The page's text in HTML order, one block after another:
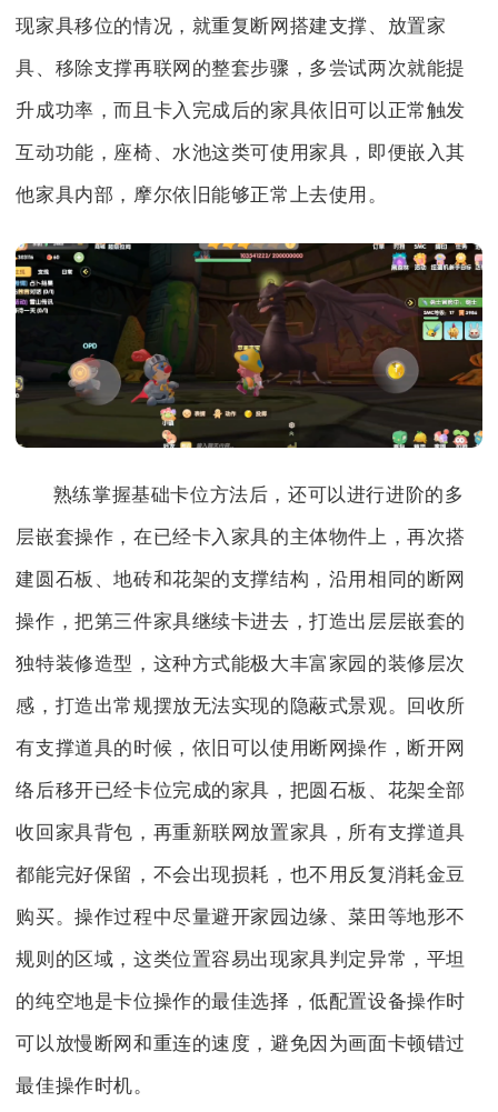
现家具移位的情况，就重复断网搭建支撑、放置家
具、移除支撑再联网的整套步骤，多尝试两次就能提
升成功率，而且卡入完成后的家具依旧可以正常触发
互动功能，座椅、水池这类可使用家具，即便嵌入其
他家具内部，摩尔依旧能够正常上去使用。
熟练掌握基础卡位方法后，还可以进行进阶的多
层嵌套操作，在已经卡入家具的主体物件上，再次搭
建圆石板、地砖和花架的支撑结构，沿用相同的断网
操作，把第三件家具继续卡进去，打造出层层嵌套的
独特装修造型，这种方式能极大丰富家园的装修层次
感，打造出常规摆放无法实现的隐蔽式景观。回收所
有支撑道具的时候，依旧可以使用断网操作，断开网
络后移开已经卡位完成的家具，把圆石板、花架全部
收回家具背包，再重新联网放置家具，所有支撑道具
都能完好保留，不会出现损耗，也不用反复消耗金豆
购买。操作过程中尽量避开家园边缘、菜田等地形不
规则的区域，这类位置容易出现家具判定异常，平坦
的纯空地是卡位操作的最佳选择，低配置设备操作时
可以放慢断网和重连的速度，避免因为画面卡顿错过
最佳操作时机。